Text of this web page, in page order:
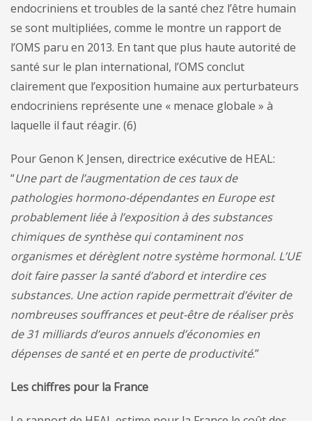
endocriniens et troubles de la santé chez l’être humain
se sont multipliées, comme le montre un rapport de
l’OMS paru en 2013. En tant que plus haute autorité de
santé sur le plan international, l’OMS conclut
clairement que l’exposition humaine aux perturbateurs
endocriniens représente une « menace globale » à
laquelle il faut réagir. (6)
Pour Genon K Jensen, directrice exécutive de HEAL:
“Une part de l’augmentation de ces taux de
pathologies hormono-dépendantes en Europe est
probablement liée à l’exposition à des substances
chimiques de synthèse qui contaminent nos
organismes et dérèglent notre système hormonal. L’UE
doit faire passer la santé d’abord et interdire ces
substances. Une action rapide permettrait d’éviter de
nombreuses souffrances et peut-être de réaliser près
de 31 milliards d’euros annuels d’économies en
dépenses de santé et en perte de productivité.”
Les chiffres pour la France